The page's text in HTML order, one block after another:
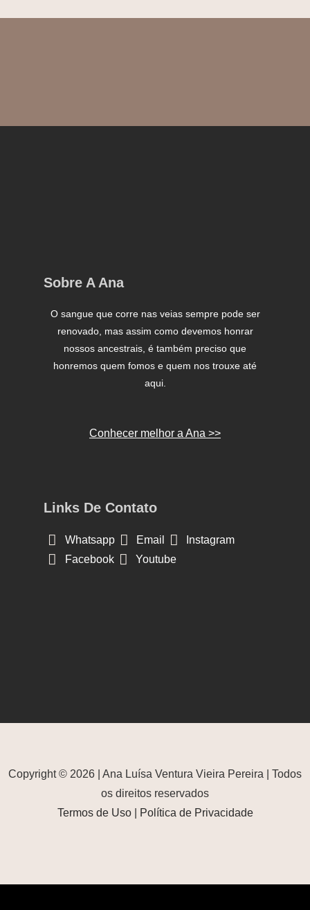
Sobre A Ana
O sangue que corre nas veias sempre pode ser
renovado, mas assim como devemos honrar
nossos ancestrais, é também preciso que
honremos quem fomos e quem nos trouxe até
aqui.
Conhecer melhor a Ana >>
Links De Contato
Whatsapp Email
Instagram
Facebook
Youtube
Copyright © 2026 | Ana Luísa Ventura Vieira Pereira | Todos
os direitos reservados
Termos de Uso| Política de Privacidade